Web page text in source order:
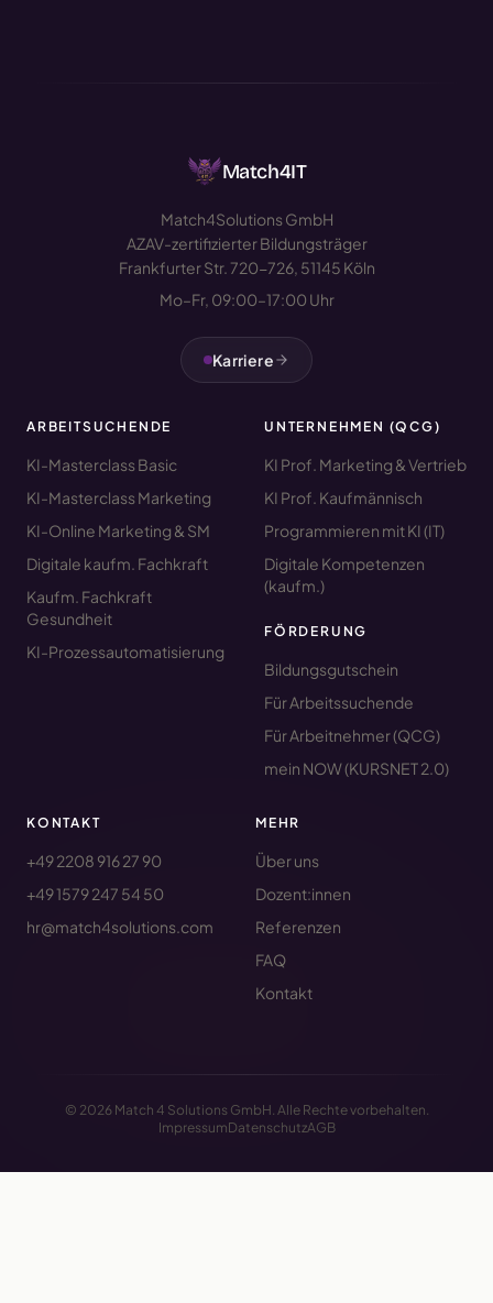
Match4IT
Match4Solutions GmbH
AZAV-zertifizierter Bildungsträger
Frankfurter Str. 720-726, 51145 Köln
Mo–Fr, 09:00–17:00 Uhr
Karriere
ARBEITSUCHENDE
KI-Masterclass Basic
KI-Masterclass Marketing
KI-Online Marketing & SM
Digitale kaufm. Fachkraft
Kaufm. Fachkraft
Gesundheit
KI-Prozessautomatisierung
UNTERNEHMEN (QCG)
KI Prof. Marketing & Vertrieb
KI Prof. Kaufmännisch
Programmieren mit KI (IT)
Digitale Kompetenzen
(kaufm.)
FÖRDERUNG
Bildungsgutschein
Für Arbeitssuchende
Für Arbeitnehmer (QCG)
mein NOW (KURSNET 2.0)
KONTAKT
+49 2208 916 27 90
+49 1579 247 54 50
hr@match4solutions.com
MEHR
Über uns
Dozent:innen
Referenzen
FAQ
Kontakt
© 2026 Match 4 Solutions GmbH. Alle Rechte vorbehalten.
ImpressumDatenschutzAGB